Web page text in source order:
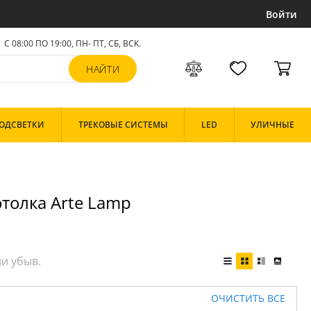
Войти
С 08:00 ПО 19:00, ПН- ПТ,СБ, ВСК.
ТРЕКОВЫЕ СИСТЕМЫ LED УЛИЧНЫЕ
Arte Lamp
ОЧИСТИТЬ ВСЕ